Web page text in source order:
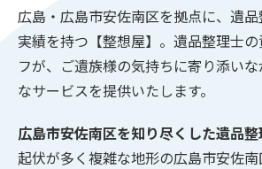
広島・広島市安佐南区を拠点に、遺
実績を持つ【整想屋】。遺品整理士
フが、ご遺族様の気持ちに寄り添い
なサービスを提供いたします。
広島市安佐南区を知り尽くした遺品
起伏が多く複雑な地形の広島市安佐